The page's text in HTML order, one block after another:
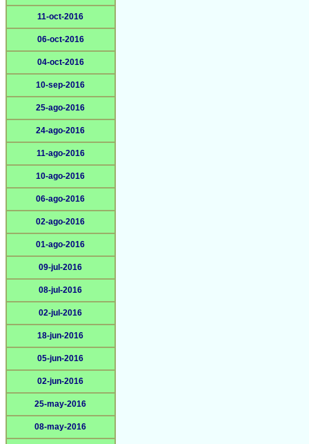
11-oct-2016
06-oct-2016
04-oct-2016
10-sep-2016
25-ago-2016
24-ago-2016
11-ago-2016
10-ago-2016
06-ago-2016
02-ago-2016
01-ago-2016
09-jul-2016
08-jul-2016
02-jul-2016
18-jun-2016
05-jun-2016
02-jun-2016
25-may-2016
08-may-2016